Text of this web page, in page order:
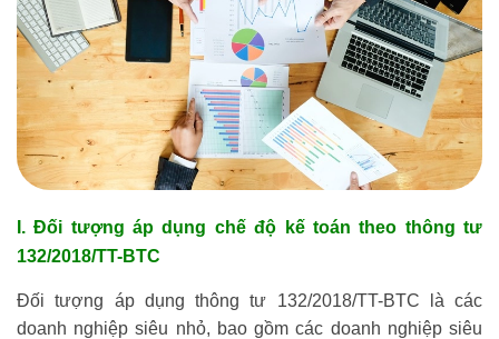
I. Đối tượng áp dụng chế độ kế toán theo thông tư
132/2018/TT-BTC
Đối tượng áp dụng thông tư 132/2018/TT-BTC là các
doanh nghiệp siêu nhỏ, bao gồm các doanh nghiệp siêu